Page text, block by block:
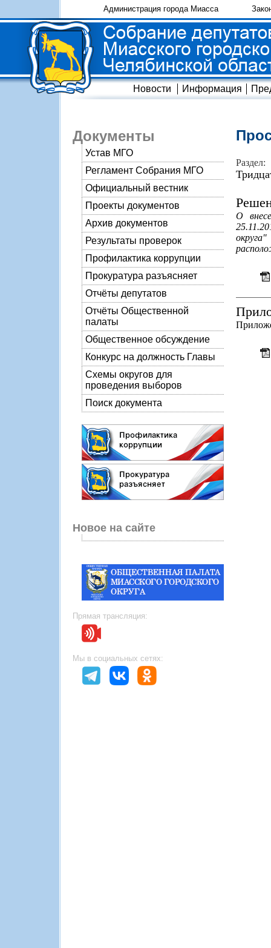
Администрация города Миасса
Новости Информация
Документы
Устав МГО
Регламент Собрания МГО
Официальный вестник
Проекты документов
Архив документов
Результаты проверок
Профилактика коррупции
Прокуратура разъясняет
Отчёты депутатов
Отчёты Общественной
палаты
Общественное обсуждение
Конкурс на должность Главы
Схемы округов для
проведения выборов
Поиск документа
Новое на сайте
Прямая трансляция:
Мы в социальных сетях:
Раздел:
О